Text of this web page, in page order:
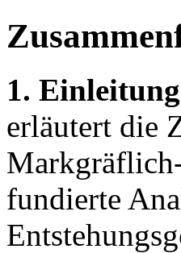
1.
erläutert die
fundierte